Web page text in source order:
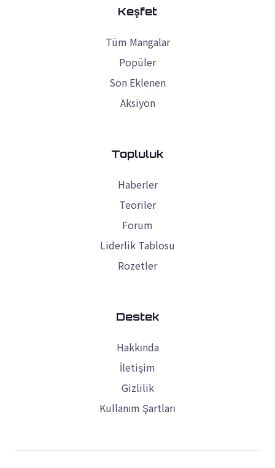
Keşfet
Tüm Mangalar
Popüler
Son Eklenen
Aksiyon
Topluluk
Haberler
Teoriler
Forum
Liderlik Tablosu
Rozetler
Destek
Hakkında
İletişim
Gizlilik
Kullanım Şartları